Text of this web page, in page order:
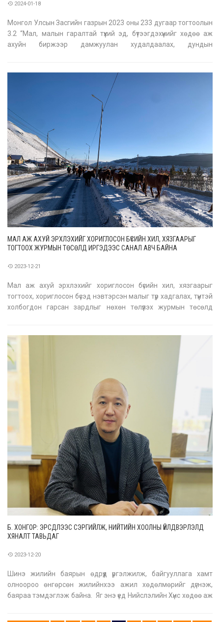
2024-01-18
Монгол Улсын Засгийн газрын 2023 оны 233 дугаар тогтоолын
3.2 “Мал, малын гаралтай түүхий эд, бүтээгдэхүүнийг хөдөө аж
ахуйн биржээр дамжуулан худалдаалах, дундын
МАЛ АЖ АХУЙ ЭРХЛЭХИЙГ ХОРИГЛОСОН БҮСИЙН ХИЛ, ХЯЗГААРЫГ
ТОГТООХ ЖУРМЫН ТӨСӨЛД ИРГЭДЭЭС САНАЛ АВЧ БАЙНА
2023-12-21
Мал аж ахуй эрхлэхийг хориглосон бүсийн хил, хязгаарыг
тогтоох, хориглосон бүсэд нэвтэрсэн малыг түр хадгалах, түүнтэй
холбогдон гарсан зардлыг нөхөн төлүүлэх журмын төсөлд
https://hhaag.ub.gov.mn/project/658
Б. ХОНГОР: ЭРСДЛЭЭС СЭРГИЙЛЖ, НИЙТИЙН ХООЛНЫ ҮЙЛДВЭРЛЭЛД
ХЯНАЛТ ТАВЬДАГ
2023-12-20
Шинэ жилийн баярын өдрүүд үргэлжилж, байгууллага хамт
олноороо өнгөрсөн жилийнхээ ажил хөдөлмөрийг дүгнэж,
баяраа тэмдэглэж байна. Яг энэ үед Нийслэлийн Хүнс хөдөө аж